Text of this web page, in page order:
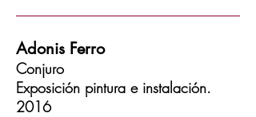
Adonis Ferro
Conjuro
Exposición pintura e instalación.
2016